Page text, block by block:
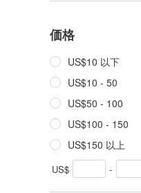
価格
US$10 以下
US$10 - 50
US$50 - 100
US$100 - 150
US$150 以上
US$ -